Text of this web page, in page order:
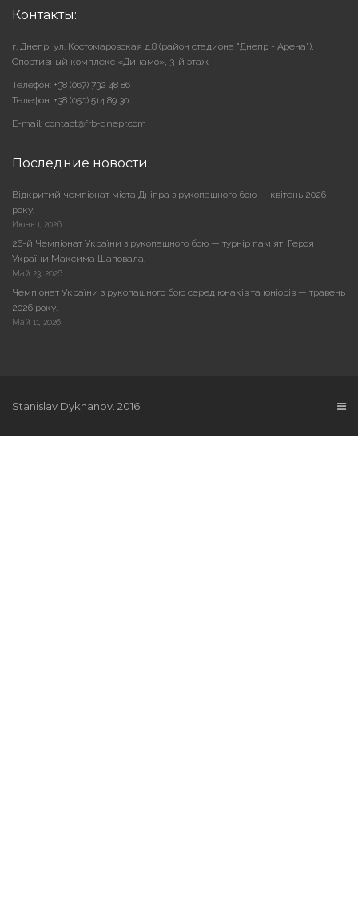
Контакты:
г. Днепр, ул. Костомаровская д.8 (район стадиона "Днепр - Арена"),
Cпортивный комплекс «Динамо», 3-й этаж
Телефон: +38 (067) 732 48 86
Телефон: +38 (050) 514 89 30
E-mail: contact@frb-dnepr.com
Последние новости:
Відкритий чемпіонат міста Дніпра з рукопашного бою — квітень 2026
року.
Июнь 1, 2026
26-й Чемпіонат України з рукопашного бою — турнір пам’яті Героя
України Максима Шаповала.
Май 23, 2026
Чемпіонат України з рукопашного бою серед юнаків та юніорів — травень
2026 року.
Май 11, 2026
Stanislav Dykhanov. 2016